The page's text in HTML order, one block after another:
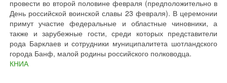
провести во второй половине февраля (предположительно в
День российской воинской славы 23 февраля). В церемонии
примут участие федеральные и областные чиновники, а
также и зарубежные гости, среди которых представители
рода Барклаев и сотрудники муниципалитета шотландского
города Банф, малой родины российского полководца.
КНИА